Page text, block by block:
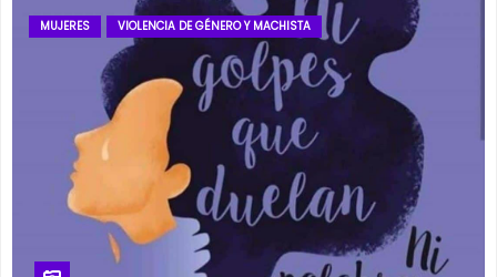
MUJERES VIOLENCIA DE GÉNERO Y MACHISTA